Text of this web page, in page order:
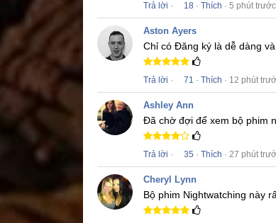
Trả lời · 18 · Thích · 5 phút trước
Aston Ayers
Chỉ có Đăng ký là dễ dàng
Trả lời · 71 · Thích · 12 phút
Ashley Ann
Đã chờ đợi để xem bộ phim
Trả lời · 35 · Thích · 27 phút
Cheryl Lynn
Bộ phim Nightwatching này